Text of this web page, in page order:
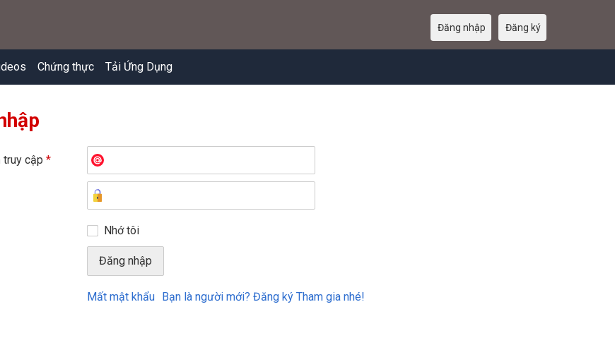
Chứng thực Tải Ứng Dụng
Đăng nhập Đăng ký
truy cập *
Nhớ tôi
Mất mật khẩu Bạn là người mới? Đăng ký Tham gia nhé!